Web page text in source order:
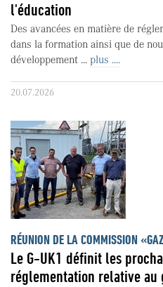
l'éducation
Des avancées en matière de
dans la formation ainsi que de
développement ... plus ....
20.07.2026
RÉUNION DE LA COMMISSION
Le G-UK1 définit les
réglementation relative au